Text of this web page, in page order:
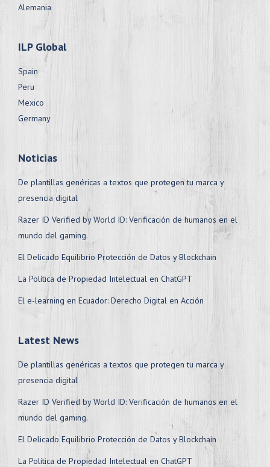
Alemania
ILP Global
Spain
Peru
Mexico
Germany
Noticias
De plantillas genéricas a textos que protegen tu marca y
presencia digital
Razer ID Verified by World ID: Verificación de humanos en el
mundo del gaming.
El Delicado Equilibrio Protección de Datos y Blockchain
La Política de Propiedad Intelectual en ChatGPT
El e-learning en Ecuador: Derecho Digital en Acción
Latest News
De plantillas genéricas a textos que protegen tu marca y
presencia digital
Razer ID Verified by World ID: Verificación de humanos en el
mundo del gaming.
El Delicado Equilibrio Protección de Datos y Blockchain
La Política de Propiedad Intelectual en ChatGPT